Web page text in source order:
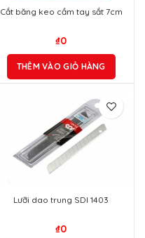
Cắt băng keo cầm tay sắt 7cm
₫0
THÊM VÀO GIỎ HÀNG
Lưỡi dao trung SDI 1403
₫0